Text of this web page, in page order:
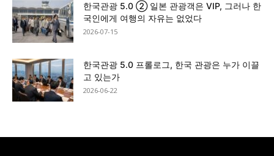
한국관광 5.0 ② 일본 관광객은 VIP, 그러나 한
국인에게 여행의 자유는 없었다
2026-07-15
한국관광 5.0 프롤로그, 한국 관광은 누가 이끌
고 있는가
2026-06-22